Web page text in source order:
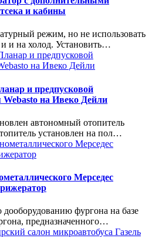
и кабины
режим, но не использовать
и на холод. Установить…
и предпусковой
Webasto на Ивеко Дейли
автономный отопитель
установлен на пол…
Мерседес
фургона на базе
предназначенного…